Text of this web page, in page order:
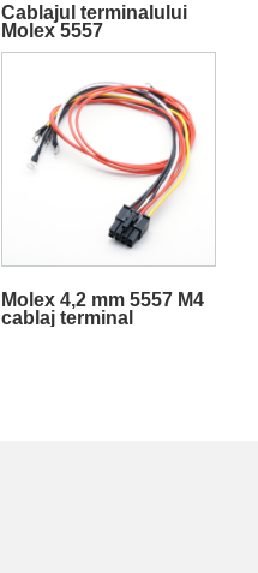
Cablajul terminalului
Molex 5557
Molex 4,2 mm 5557 M4
cablaj terminal